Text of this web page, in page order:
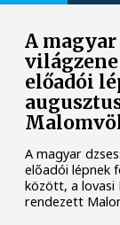
A magyar
előadói
A magyar
előadói lépnek
között, a lovasi
rendezett